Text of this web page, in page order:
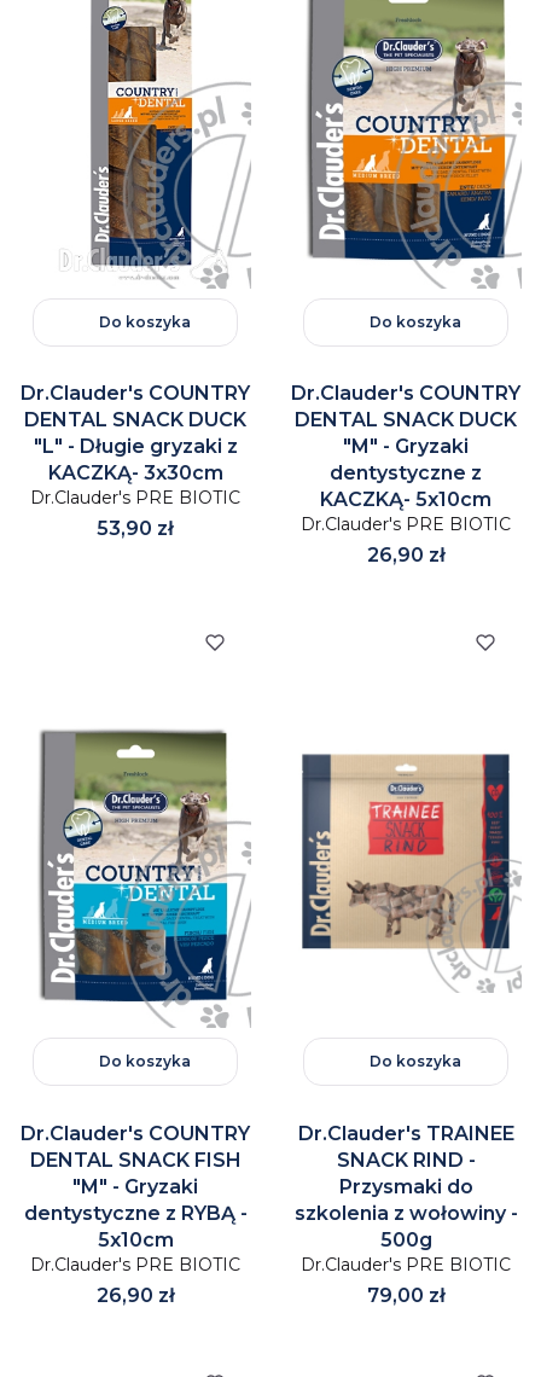
Do koszyka
Dr.Clauder's COUNTRY
DENTAL SNACK DUCK
"L" - Długie gryzaki z
KACZKĄ- 3x30cm
Dr.Clauder's PRE BIOTIC
Cena
53,90 zł
Do koszyka
Dr.Clauder's COUNTRY
DENTAL SNACK DUCK
"M" - Gryzaki
dentystyczne z
KACZKĄ- 5x10cm
Dr.Clauder's PRE BIOTIC
Cena
26,90 zł
Do koszyka
Dr.Clauder's COUNTRY
DENTAL SNACK FISH
"M" - Gryzaki
dentystyczne z RYBĄ -
5x10cm
Dr.Clauder's PRE BIOTIC
Cena
26,90 zł
Do koszyka
Dr.Clauder's TRAINEE
SNACK RIND -
Przysmaki do
szkolenia z wołowiny -
500g
Dr.Clauder's PRE BIOTIC
Cena
79,00 zł